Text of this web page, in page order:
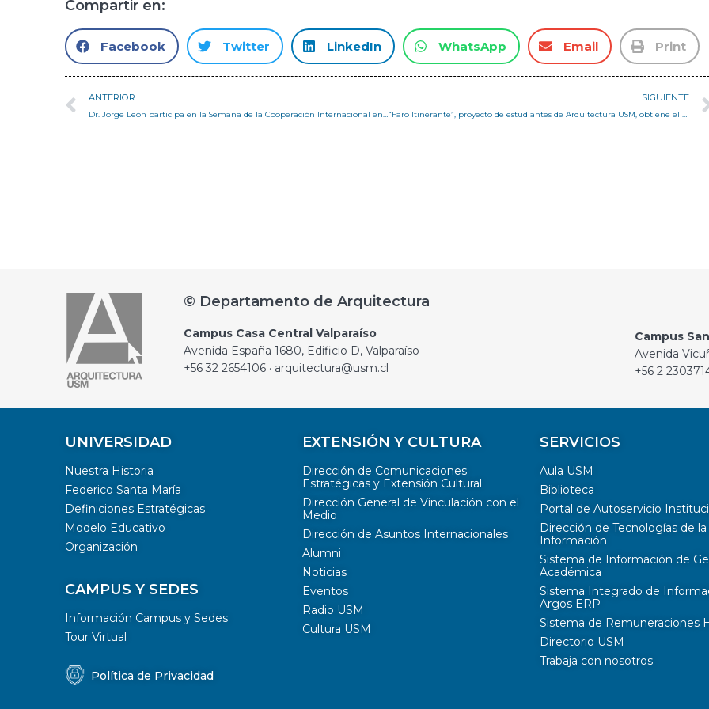
Compartir en:
Facebook Twitter LinkedIn WhatsApp Email Print
ANTERIOR
Dr. Jorge León participa en la Semana de la Cooperación Internacional en la Expo Mundial Osaka 2025
SIGUIENTE
“Faro Itinerante”, proyecto de estudiantes de Arquitectura USM, obtiene el Premio del Público en el Concurso CORMA 2025
© Departamento de Arquitectura
Campus Casa Central Valparaíso
Avenida España 1680, Edificio D, Valparaíso
+56 32 2654106 · arquitectura@usm.cl
Campus
Avenida
+56 2
UNIVERSIDAD
Nuestra Historia
Federico Santa María
Definiciones Estratégicas
Modelo Educativo
Organización
CAMPUS Y SEDES
Información Campus y Sedes
Tour Virtual
Política de Privacidad
EXTENSIÓN Y CULTURA
Dirección de Comunicaciones
Estratégicas y Extensión Cultural
Dirección General de Vinculación con el
Medio
Dirección de Asuntos Internacionales
Alumni
Noticias
Eventos
Radio USM
Cultura USM
SERVICIOS
Aula USM
Biblioteca
Portal de Autoservicio
Dirección de Tecnologías de la
Información
Sistema de Información de
Académica
Sistema Integrado de
Argos ERP
Sistema de Remuneraciones
Directorio USM
Trabaja con nosotros